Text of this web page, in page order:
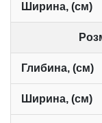
Ширина, (см)
Глибина, (см)
Ширина, (см)